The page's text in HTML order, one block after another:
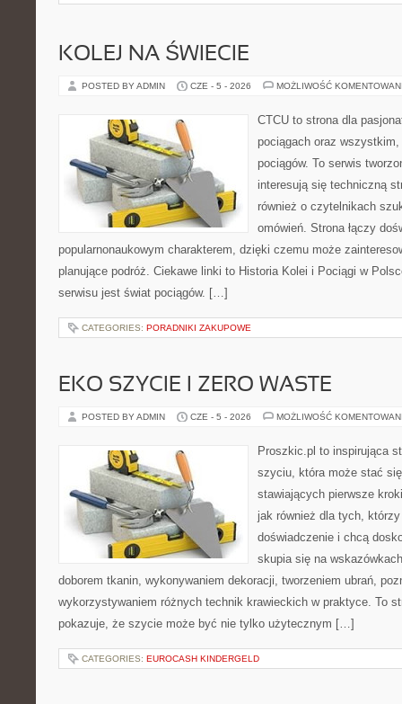
KOLEJ NA ŚWIECIE
POSTED BY ADMIN CZE - 5 - 2026 MOŻLIWOŚĆ
CTCU to strona dla
pociągach oraz
pociągów. To serwis
interesują się techniczną
również o czytelnikach
omówień. Strona łączy
popularnonaukowym charakterem, dzięki czemu może
planujące podróż. Ciekawe linki to Historia Kolei i Pociągi w
serwisu jest świat pociągów. […]
CATEGORIES: PORADNIKI ZAKUPOWE
EKO SZYCIE I ZERO WASTE
POSTED BY ADMIN CZE - 5 - 2026 MOŻLIWOŚĆ
Proszkic.pl to inspirująca
szyciu, która może stać
stawiających pierwsze
jak również dla tych,
doświadczenie i chcą
skupia się na
doborem tkanin, wykonywaniem dekoracji, tworzeniem ubrań,
wykorzystywaniem różnych technik krawieckich w praktyce. To
pokazuje, że szycie może być nie tylko użytecznym […]
CATEGORIES: EUROCASH KINDERGELD